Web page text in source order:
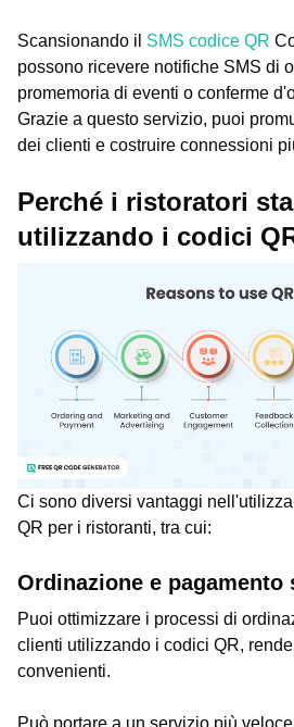
Scansionando il SMS codice QR
possono ricevere notifiche SMS di
promemoria di eventi o conferme
Grazie a questo servizio, puoi
dei clienti e costruire connessioni
Perché i ristoratori
utilizzando i codici
Ci sono diversi vantaggi
QR per i ristoranti, tra cui:
Ordinazione e
Puoi ottimizzare i processi di
clienti utilizzando i codici QR,
convenienti.
Può portare a un servizio più